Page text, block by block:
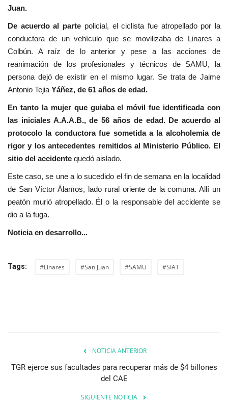
Juan.
De acuerdo al parte policial, el ciclista fue atropellado por la
conductora de un vehículo que se movilizaba de Linares a
Colbún. A raíz de lo anterior y pese a las acciones de
reanimación de los profesionales y técnicos de SAMU, la
persona dejó de existir en el mismo lugar. Se trata de Jaime
Antonio Tejia Yáñez, de 61 años de edad.
En tanto la mujer que guiaba el móvil fue identificada con
las iniciales A.A.A.B., de 56 años de edad. De acuerdo al
protocolo la conductora fue sometida a la alcoholemia de
rigor y los antecedentes remitidos al Ministerio Público. El
sitio del accidente quedó aislado.
Este caso, se une a lo sucedido el fin de semana en la localidad
de San Víctor Álamos, lado rural oriente de la comuna. Allí un
peatón murió atropellado. Él o la responsable del accidente se
dio a la fuga.
Noticia en desarrollo...
Tags: #Linares #San Juan #SAMU #SIAT
NOTICIA ANTERIOR
TGR ejerce sus facultades para recuperar más de $4 billones
del CAE
SIGUIENTE NOTICIA